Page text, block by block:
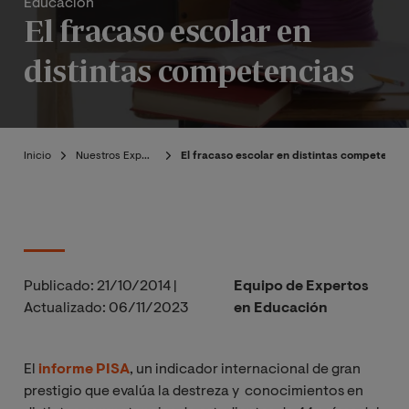
Educación
El fracaso escolar en
distintas competencias
Inicio Nuestros Expertos El fracaso escolar en distintas
Publicado: 21/10/2014
Actualizado: 06/11/2023
Equipo de Expertos
en Educación
El informe PISA, un indicador internacional de gran
prestigio que evalúa la destreza y conocimientos en